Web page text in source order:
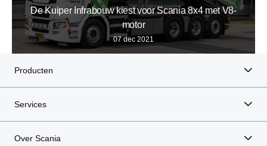
De Kuiper Infrabouw kiest voor Scania 8x4 met V8-
motor
07 dec 2021
Producten
Services
Over Scania